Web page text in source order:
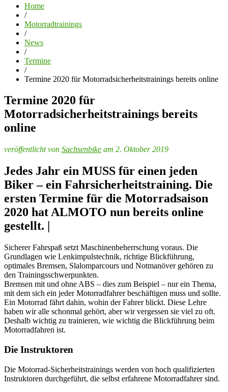
Home
/
Motorradtrainings
/
News
/
Termine
/
Termine 2020 für Motorradsicherheitstrainings bereits online
Termine 2020 für
Motorradsicherheitstrainings bereits
online
veröffentlicht von Sachsenbike am 2. Oktober 2019
Jedes Jahr ein MUSS für einen jeden
Biker – ein Fahrsicherheitstraining. Die
ersten Termine für die Motorradsaison
2020 hat ALMOTO nun bereits online
gestellt. |
Sicherer Fahrspaß setzt Maschinenbeherrschung voraus. Die
Grundlagen wie Lenkimpulstechnik, richtige Blickführung,
optimales Bremsen, Slalomparcours und Notmanöver gehören zu
den Trainingsschwerpunkten.
Bremsen mit und ohne ABS – dies zum Beispiel – nur ein Thema,
mit dem sich ein jeder Motorradfahrer beschäftigen muss und sollte.
Ein Motorrad fährt dahin, wohin der Fahrer blickt. Diese Lehre
haben wir alle schonmal gehört, aber wir vergessen sie viel zu oft.
Deshalb wichtig zu trainieren, wie wichtig die Blickführung beim
Motorradfahren ist.
Die Instruktoren
Die Motorrad-Sicherheitstrainings werden von hoch qualifizierten
Instruktoren durchgeführt, die selbst erfahrene Motorradfahrer sind.